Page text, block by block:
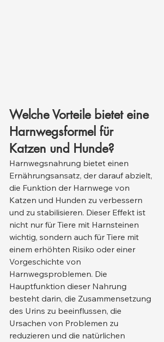
Welche Vorteile bietet eine
Harnwegsformel für
Katzen und Hunde?
Harnwegsnahrung bietet einen
Ernährungsansatz, der darauf abzielt,
die Funktion der Harnwege von
Katzen und Hunden zu verbessern
und zu stabilisieren. Dieser Effekt ist
nicht nur für Tiere mit Harnsteinen
wichtig, sondern auch für Tiere mit
einem erhöhten Risiko oder einer
Vorgeschichte von
Harnwegsproblemen. Die
Hauptfunktion dieser Nahrung
besteht darin, die Zusammensetzung
des Urins zu beeinflussen, die
Ursachen von Problemen zu
reduzieren und die natürlichen